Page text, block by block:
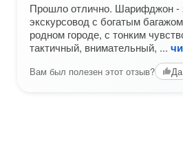
Прошло отлично. Шарифджон -
экскурсовод с богатым
родном городе, с тонким
тактичный, внимательный,
Вам был полезен этот отзыв? Да